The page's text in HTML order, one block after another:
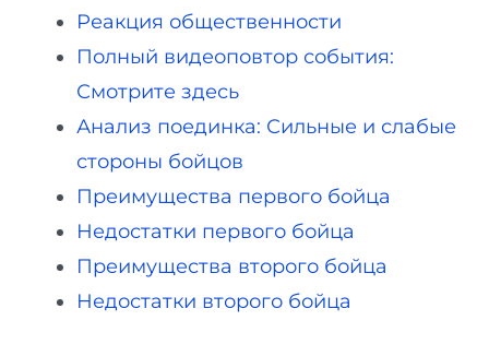
Реакция общественности
Полный видеоповтор события:
Смотрите здесь
Анализ поединка: Сильные и слабые
стороны бойцов
Преимущества первого бойца
Недостатки первого бойца
Преимущества второго бойца
Недостатки второго бойца